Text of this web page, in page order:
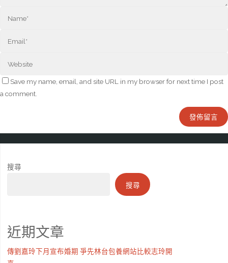
Save my name, email, and site URL in my browser for next time I post
a comment.
搜尋
搜尋
近期文章
傳劉嘉玲下月宣布婚期 爭先林台包養網站比較志玲開